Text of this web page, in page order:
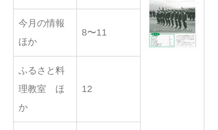
今月の情報
ほか
8〜11
ふるさと料
理教室 ほ
か
12